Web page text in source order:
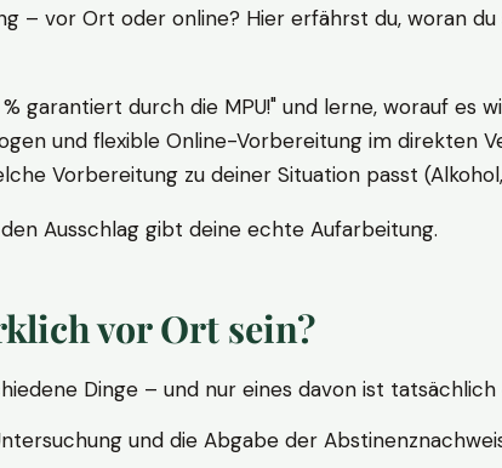
– vor Ort oder online? Hier erfährst du, woran
garantiert durch die MPU!" und lerne, worauf es
und flexible Online-Vorbereitung im direkten
Vorbereitung zu deiner Situation passt
Ausschlag gibt deine echte Aufarbeitung.
vor Ort sein?
Dinge – und nur eines davon ist
und die Abgabe der